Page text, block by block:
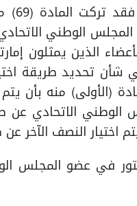
أما
الذين يمثلون
رقم (4) لسنة 2006 في شأن
(الأولى) منه بأن
الاتحادي عن
النصف الآخر عن
(70) من الدستور في عضو